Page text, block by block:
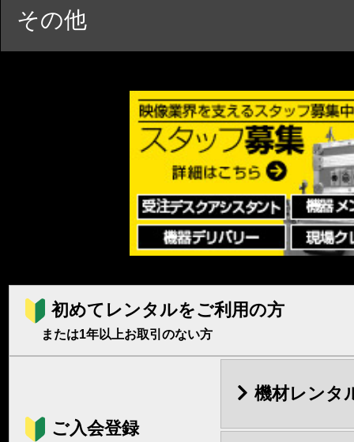
その他
初めてレンタルをご利用の方
または1年以上お取引のない方
ご入会登録
機材レンタ